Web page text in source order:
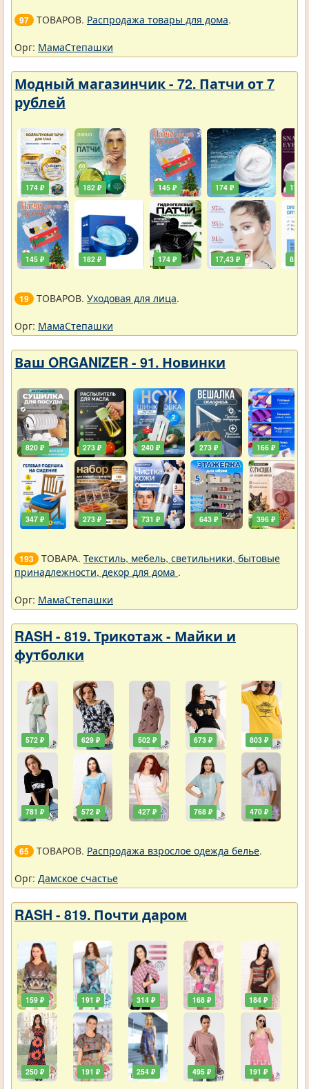
97 ТОВАРОВ. Распродажа товары для дома.
Орг: МамаСтепашки
Модный магазинчик - 72. Патчи от 7
рублей
174 ₽
145 ₽
182 ₽
182 ₽
145 ₽
174 ₽
174 ₽
17,43 ₽
174 ₽
8,72
19 ТОВАРОВ. Уходовая для лица.
Орг: МамаСтепашки
Ваш ORGANIZER - 91. Новинки
820 ₽
347 ₽
273 ₽
273 ₽
240 ₽
731 ₽
273 ₽
643 ₽
166 ₽
396 ₽
193 ТОВАРА. Текстиль, мебель, светильники, бытовые
принадлежности, декор для дома .
Орг: МамаСтепашки
RASH - 819. Трикотаж - Майки и
футболки
572 ₽
781 ₽
629 ₽
572 ₽
502 ₽
427 ₽
673 ₽
768 ₽
803 ₽
470 ₽
65 ТОВАРОВ. Распродажа взрослое одежда белье.
Орг: Дамское счастье
RASH - 819. Почти даром
159 ₽
250 ₽
191 ₽
191 ₽
314 ₽
254 ₽
168 ₽
495 ₽
184 ₽
191 ₽